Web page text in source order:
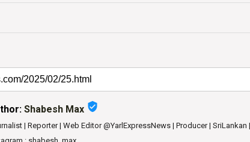
Shabesh Max verified_user
| Reporter | Web Editor @YarlExpressNews | Producer |